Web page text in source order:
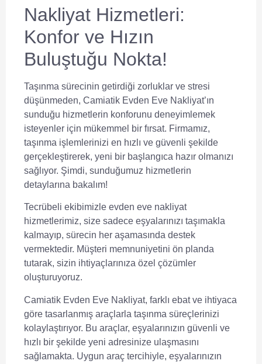
Nakliyat Hizmetleri:
Konfor ve Hızın
Buluştuğu Nokta!
Taşınma sürecinin getirdiği zorluklar ve stresi
düşünmeden, Camiatik Evden Eve Nakliyat’ın
sunduğu hizmetlerin konforunu deneyimlemek
isteyenler için mükemmel bir fırsat. Firmamız,
taşınma işlemlerinizi en hızlı ve güvenli şekilde
gerçekleştirerek, yeni bir başlangıca hazır olmanızı
sağlıyor. Şimdi, sunduğumuz hizmetlerin
detaylarına bakalım!
Tecrübeli ekibimizle evden eve nakliyat
hizmetlerimiz, size sadece eşyalarınızı taşımakla
kalmayıp, sürecin her aşamasında destek
vermektedir. Müşteri memnuniyetini ön planda
tutarak, sizin ihtiyaçlarınıza özel çözümler
oluşturuyoruz.
Camiatik Evden Eve Nakliyat, farklı ebat ve ihtiyaca
göre tasarlanmış araçlarla taşınma süreçlerinizi
kolaylaştırıyor. Bu araçlar, eşyalarınızın güvenli ve
hızlı bir şekilde yeni adresinize ulaşmasını
sağlamakta. Uygun araç tercihiyle, eşyalarınızın